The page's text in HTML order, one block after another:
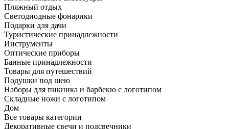
Пляжный отдых
Светодиодные фонарики
Подарки для дачи
Туристические принадлежности
Инструменты
Оптические приборы
Банные принадлежности
Товары для путешествий
Подушки под шею
Наборы для пикника и барбекю с логотипом
Складные ножи с логотипом
Дом
Все товары категории
Декоративные свечи и подсвечники